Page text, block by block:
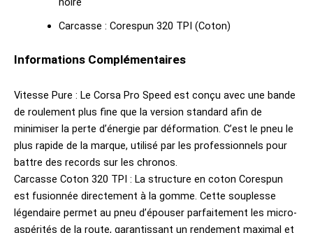
Carcasse : Corespun 320 TPI (Coton)
Informations Complémentaires
Vitesse Pure : Le Corsa Pro Speed est conçu avec une bande
de roulement plus fine que la version standard afin de
minimiser la perte d’énergie par déformation. C’est le pneu le
plus rapide de la marque, utilisé par les professionnels pour
battre des records sur les chronos.
Carcasse Coton 320 TPI : La structure en coton Corespun
est fusionnée directement à la gomme. Cette souplesse
légendaire permet au pneu d’épouser parfaitement les micro-
aspérités de la route, garantissant un rendement maximal et